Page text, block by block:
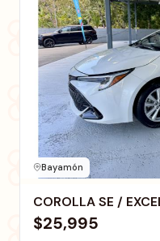
Bayamón
COROLLA SE /
$25,995